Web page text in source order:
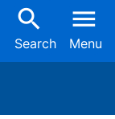
search
Search
menu
Menu